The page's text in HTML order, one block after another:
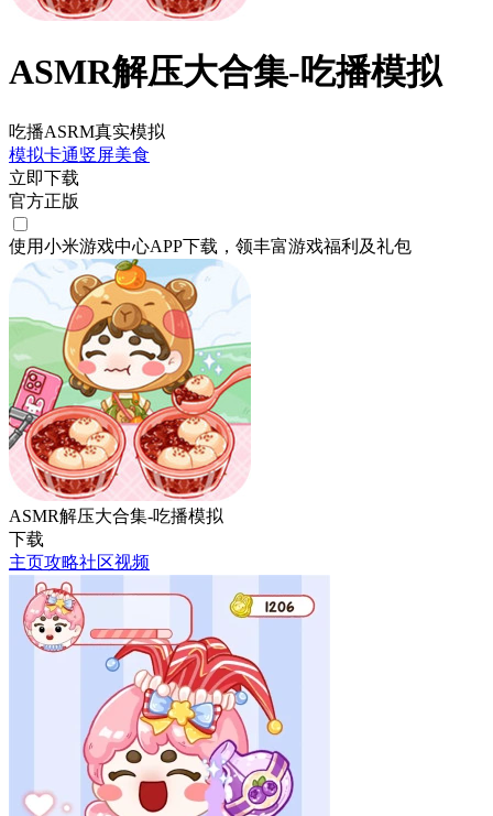
ASMR解压大合集-吃播模拟
吃播ASRM真实模拟
模拟卡通竖屏美食
立即下载
官方正版
使用小米游戏中心APP下载 ，领丰富游戏福利 及礼包
ASMR解压大合集-吃播模拟
下载
主页攻略社区视频